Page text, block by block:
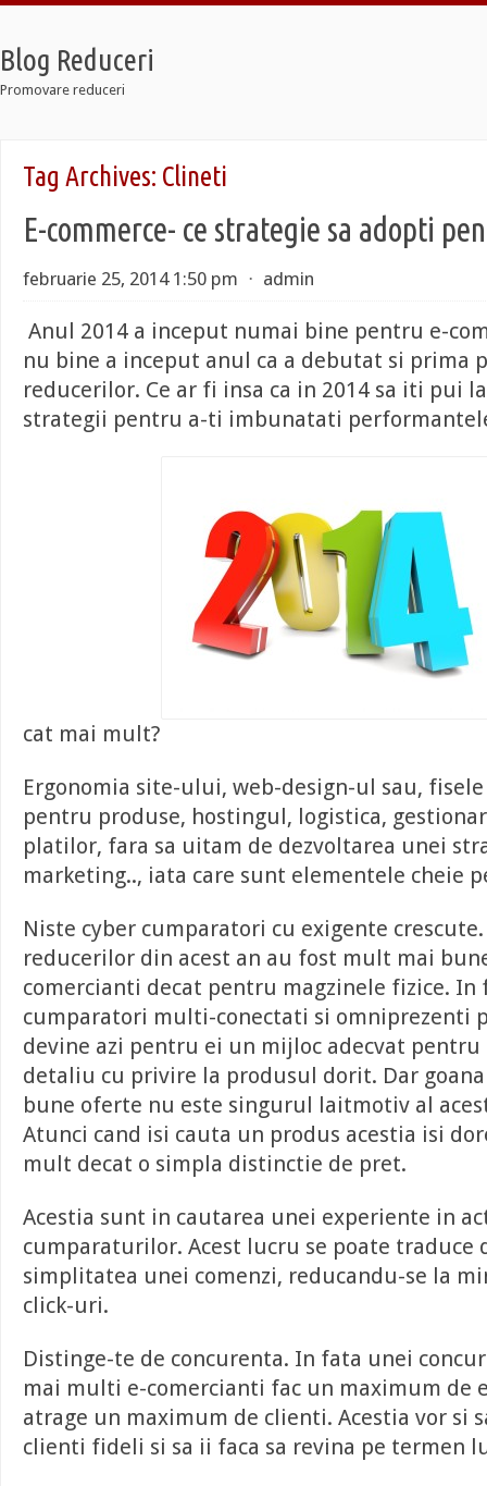
Blog Reduceri
Promovare reduceri
Taxi
Taxi
7
Tag Archives: Clineti
E-commerce- ce strategie sa adopti
februarie 25, 2014 1:50 pm ⋅ admin
Anul 2014 a inceput numai bine pentru e-
nu bine a inceput anul ca a debutat si prima
reducerilor. Ce ar fi insa ca in 2014 sa iti pui
strategii pentru a-ti imbunatati
cat mai mult?
Ergonomia site-ului, web-design-ul sau,
pentru produse, hostingul, logistica,
platilor, fara sa uitam de dezvoltarea unei
marketing.., iata care sunt elementele cheie
Niste cyber cumparatori cu exigente
reducerilor din acest an au fost mult mai
comercianti decat pentru magzinele fizice. In
cumparatori multi-conectati si omniprezenti
devine azi pentru ei un mijloc adecvat pentru
detaliu cu privire la produsul dorit. Dar
bune oferte nu este singurul laitmotiv al
Atunci cand isi cauta un produs acestia isi
mult decat o simpla distinctie de pret.
Acestia sunt in cautarea unei experiente in
cumparaturilor. Acest lucru se poate traduce
simplitatea unei comenzi, reducandu-se la
click-uri.
Distinge-te de concurenta. In fata unei
mai multi e-comercianti fac un maximum de
atrage un maximum de clienti. Acestia vor si
clienti fideli si sa ii faca sa revina pe termen